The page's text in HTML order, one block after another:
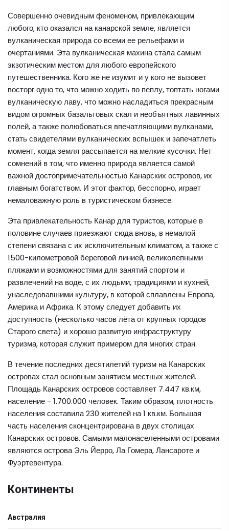
Совершенно очевидным феноменом, привлекающим
любого, кто оказался на канарской земле, является
вулканическая природа со всеми ее рельефами и
очертаниями. Эта вулканическая махина стала самым
экзотическим местом для любого европейского
путешественника. Кого же не изумит и у кого не вызовет
восторг одно то, что можно ходить по пеплу, топтать ногами
вулканическую лаву, что можно насладиться прекрасным
видом огромных базальтовых скал и необъятных лавинных
полей, а также полюбоваться впечатляющими вулканами,
стать свидетелями вулканических вспышек и запечатлеть
момент, когда земля рассыпается на мелкие кусочки. Нет
сомнений в том, что именно природа является самой
важной достопримечательностью Канарских островов, их
главным богатством. И этот фактор, бесспорно, играет
немаловажную роль в туристическом бизнесе.
Эта привлекательность Канар для туристов, которые в
половине случаев приезжают сюда вновь, в немалой
степени связана с их исключительным климатом, а также с
1500-километровой береговой линией, великолепными
пляжами и возможностями для занятий спортом и
развлечений на воде, с их людьми, традициями и кухней,
унаследовавшими культуру, в которой сплавлены Европа,
Америка и Африка. К этому следует добавить их
доступность (несколько часов лёта от крупных городов
Старого света) и хорошо развитую инфраструктуру
туризма, которая служит примером для многих стран.
В течение последних десятилетий туризм на Канарских
островах стал основным занятием местных жителей.
Площадь Канарских островов составляет 7.447 кв.км,
население - 1.700.000 человек. Таким образом, плотность
населения составила 230 жителей на 1 кв.км. Большая
часть населения сконцентрирована в двух столицах
Канарских островов. Самыми малонаселенными островами
являются острова Эль Йерро, Ла Гомера, Лансароте и
Фуэртевентура.
Континенты
Австралия